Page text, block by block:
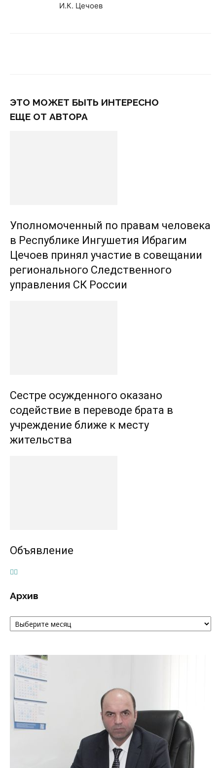
И.К. Цечоев
ЭТО МОЖЕТ БЫТЬ ИНТЕРЕСНО
ЕЩЕ ОТ АВТОРА
Уполномоченный по правам человека
в Республике Ингушетия Ибрагим
Цечоев принял участие в совещании
регионального Следственного
управления СК России
Сестре осужденного оказано
содействие в переводе брата в
учреждение ближе к месту
жительства
Объявление
Архив
Архив